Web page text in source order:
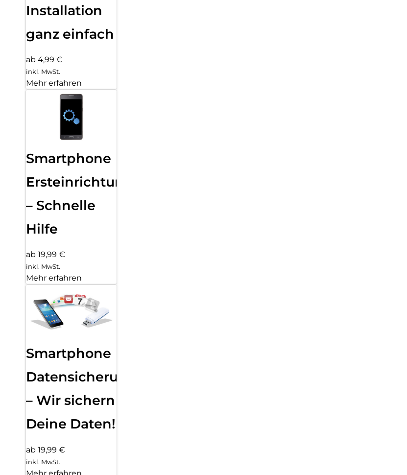
Installation
ganz einfach
ab 4,99 €
inkl. MwSt.
Mehr erfahren
Smartphone
Ersteinrichtung
– Schnelle
Hilfe
ab 19,99 €
inkl. MwSt.
Mehr erfahren
Smartphone
Datensicherung
– Wir sichern
Deine Daten!
ab 19,99 €
inkl. MwSt.
Mehr erfahren